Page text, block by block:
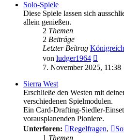
Solo-Spiele
Diese Spiele lassen sich
allein genießen.
2 Themen
2 Beiträge
Letzter Beitrag
von ludger1964
Beitrag
7. November 2025, 11:38
Sierra West
Erschließe den Westen mit
verschiedenen Spielmodulen.
Ein Card-Drafting-Siedler-
vorausplanenden Pioniere.
Unterforen:
Regelfragen,
1 Themen